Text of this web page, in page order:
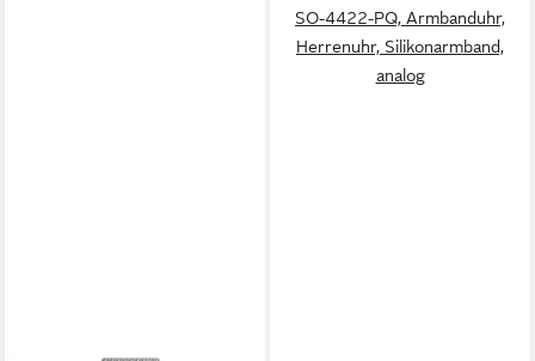
SO-4422-PQ, Armbanduhr,
Herrenuhr, Silikonarmband,
analog